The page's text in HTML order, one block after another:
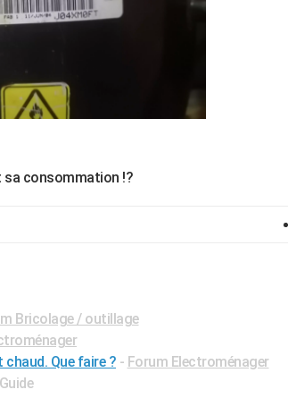
sa consommation !?
Bricolage / outillage
Que faire ? - Forum Electroménager